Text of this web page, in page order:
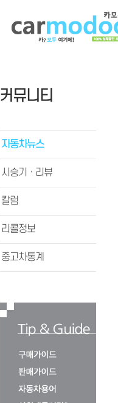
커뮤니티
자동차뉴스
시승기ㆍ리뷰
칼럼
리콜정보
중고차통계